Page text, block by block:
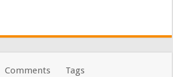
Comments Tags